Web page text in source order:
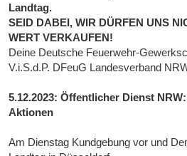
Landtag.
SEID DABEI, WIR DÜRFEN UNS
WERT VERKAUFEN!
Deine Deutsche Feuerwehr-
V.i.S.d.P. DFeuG Landesverband
5.12.2023: Öffentlicher Dienst
Aktionen
Am Dienstag Kundgebung vor und